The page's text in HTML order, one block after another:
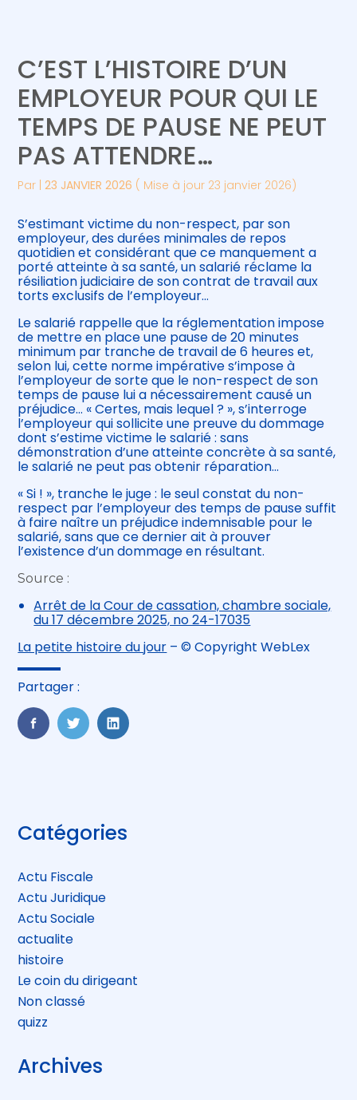
Gérer votre quotidien
Piloter votre entreprise
Développer votre entreprise
Être prêt pour la facturation
électronique
Suivre votre comptabilité
Gérer vos ressources humaines
C’EST L’HISTOIRE D’UN
EMPLOYEUR POUR QUI LE
TEMPS DE PAUSE NE PEUT
PAS ATTENDRE…
Par |23 JANVIER 2026 ( Mise à jour 23 janvier 2026)
S’estimant victime du non-respect, par son
employeur, des durées minimales de repos
quotidien et considérant que ce manquement a
porté atteinte à sa santé, un salarié réclame la
résiliation judiciaire de son contrat de travail aux
torts exclusifs de l’employeur…
Le salarié rappelle que la réglementation impose
de mettre en place une pause de 20 minutes
minimum par tranche de travail de 6 heures et,
selon lui, cette norme impérative s’impose à
l’employeur de sorte que le non-respect de son
temps de pause lui a nécessairement causé un
préjudice… « Certes, mais lequel ? », s’interroge
l’employeur qui sollicite une preuve du dommage
dont s’estime victime le salarié : sans
démonstration d’une atteinte concrète à sa santé,
le salarié ne peut pas obtenir réparation…
« Si ! », tranche le juge : le seul constat du non-
respect par l’employeur des temps de pause suffit
à faire naître un préjudice indemnisable pour le
salarié, sans que ce dernier ait à prouver
l’existence d’un dommage en résultant.
Source :
Arrêt de la Cour de cassation, chambre sociale,
du 17 décembre 2025, no 24-17035
La petite histoire du jour – © Copyright WebLex
Partager :
FaceBook
TwitterLinkedIn
Blog
sidebar
Catégories
Actu Fiscale
Actu Juridique
Actu Sociale
actualite
histoire
Le coin du dirigeant
Non classé
quizz
Archives